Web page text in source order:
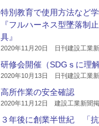
特別教育で使用方法など
『フルハーネス型墜落制
具』
2020年11月20日 日刊建設工業
研修会開催（SDGｓに理解
2020年10月13日 日刊建設工業
高所作業の安全確認
2020年11月12日 建設工業新聞
３年後に創業半世紀 「